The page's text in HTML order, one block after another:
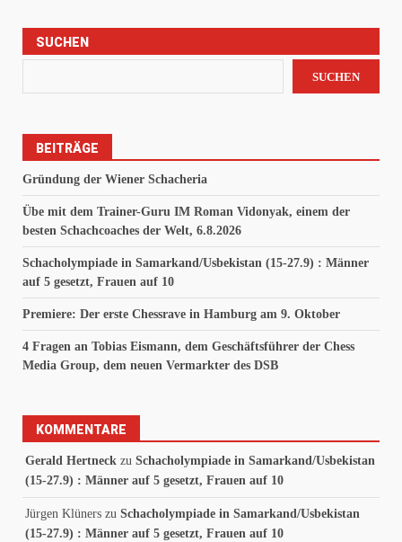
SUCHEN
SUCHEN
BEITRÄGE
Gründung der Wiener Schacheria
Übe mit dem Trainer-Guru IM Roman Vidonyak, einem der
besten Schachcoaches der Welt, 6.8.2026
Schacholympiade in Samarkand/Usbekistan (15-27.9) : Männer
auf 5 gesetzt, Frauen auf 10
Premiere: Der erste Chessrave in Hamburg am 9. Oktober
4 Fragen an Tobias Eismann, dem Geschäftsführer der Chess
Media Group, dem neuen Vermarkter des DSB
KOMMENTARE
Gerald Hertneck zu Schacholympiade in Samarkand/Usbekistan
(15-27.9) : Männer auf 5 gesetzt, Frauen auf 10
Jürgen Klüners zu Schacholympiade in Samarkand/Usbekistan
(15-27.9) : Männer auf 5 gesetzt, Frauen auf 10